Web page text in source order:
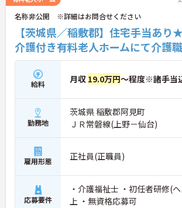
名称非公開 ※詳細はお問合せください
【茨城県／稲敷郡】住宅手当あ
介護付き有料老人ホームにて介護
給料 月収 19.0万円～程度※諸手当
勤務地
茨城県 稲敷郡阿見町
ＪＲ常磐線(上野－仙台)
雇用形態 正社員(正職員)
応募要件
・介護福祉士 ・初任者研修(
上 ・無資格応募可